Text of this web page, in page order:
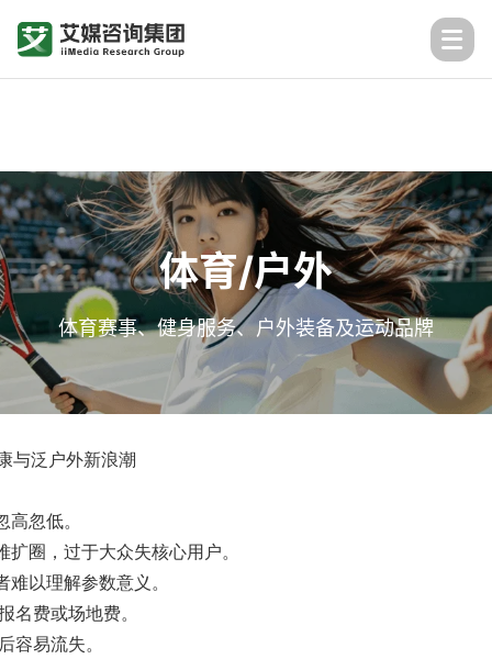
体育/户外
体育赛事、健身服务、户外装备及运动品牌
与泛户外新浪潮
忽低。
圈，过于大众失核心用户。
以理解参数意义。
名费或场地费。
容易流失。